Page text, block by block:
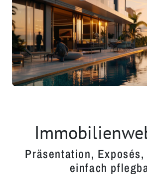
Präsentation, Exposés,
einfach